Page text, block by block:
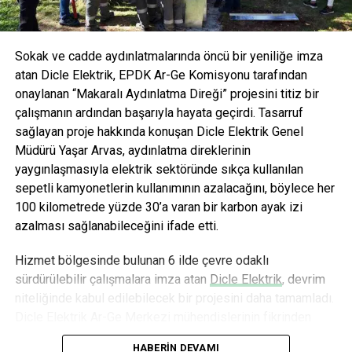
Sokak ve cadde aydınlatmalarında öncü bir yeniliğe imza
atan Dicle Elektrik, EPDK Ar-Ge Komisyonu tarafından
onaylanan “Makaralı Aydınlatma Direği” projesini titiz bir
çalışmanın ardından başarıyla hayata geçirdi. Tasarruf
sağlayan proje hakkında konuşan Dicle Elektrik Genel
Müdürü Yaşar Arvas, aydınlatma direklerinin
yaygınlaşmasıyla elektrik sektöründe sıkça kullanılan
sepetli kamyonetlerin kullanımının azalacağını, böylece her
100 kilometrede yüzde 30’a varan bir karbon ayak izi
azalması sağlanabileceğini ifade etti.
Hizmet bölgesinde bulunan 6 ilde çevre odaklı
sürdürülebilir çalışmalara imza atan Dicle Elektrik, devrim
niteliğinde kabul edilebilecek bir projesini daha tamamladı.
doğan ve 18 aylık titiz bir çalışmanın ardından hayata
HABERIN DEVAMI